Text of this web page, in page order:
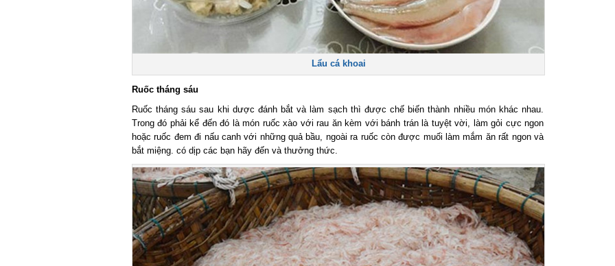
Lẩu cá khoai
Ruốc tháng sáu
Ruốc tháng sáu sau khi dược đánh bắt và làm sạch thì được chế biến thành nhiều món khác nhau.
Trong đó phải kể đến đó là món ruốc xào với rau ăn kèm với bánh trán là tuyệt vời, làm gỏi cực ngon
hoặc ruốc đem đi nấu canh với những quả bầu, ngoài ra ruốc còn được muối làm mắm ăn rất ngon và
bắt miệng. có dịp các bạn hãy đến và thưởng thức.